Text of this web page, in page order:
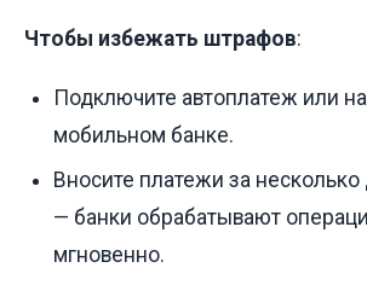
Чтобы избежать штрафов:
Подключите автоплатеж или
мобильном банке.
Вносите платежи за
— банки обрабатывают
мгновенно.